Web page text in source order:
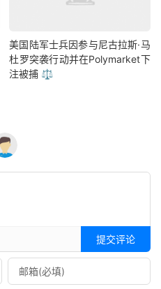
美国陆军士兵因参与尼古拉斯·马
杜罗突袭行动并在Polymarket下
注被捕 ⚖️
提交评论